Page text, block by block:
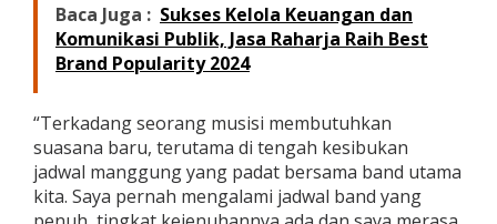
Baca Juga : Sukses Kelola Keuangan dan
Komunikasi Publik, Jasa Raharja Raih Best
Brand Popularity 2024
“Terkadang seorang musisi membutuhkan
suasana baru, terutama di tengah kesibukan
jadwal manggung yang padat bersama band utama
kita. Saya pernah mengalami jadwal band yang